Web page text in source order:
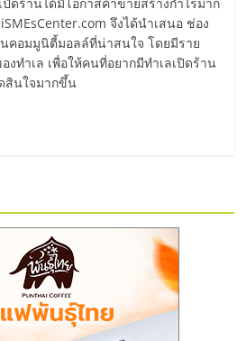
จึงได้นำเสนอ ช่อง
คอมมูนิตี้มอลล์ที่น่าสนใจ โดยมีราย
งทำเล เพื่อให้คนที่อยากมีทำเลเปิดร้าน
สินใจมากขึ้น